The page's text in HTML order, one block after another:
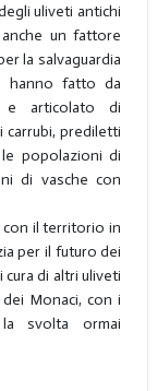
uliveti antichi
un fattore
la salvaguardia
hanno fatto da
e articolato di
prediletti
popolazioni di
di vasche con
il territorio in
per il futuro dei
di altri uliveti
Monaci, con i
svolta ormai